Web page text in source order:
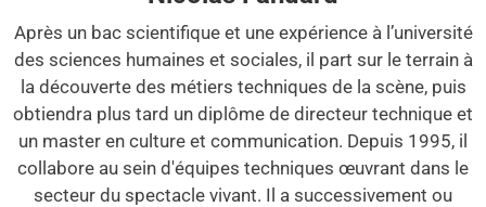
Après un bac scientifique et une expérience à l’université
des sciences humaines et sociales, il part sur le terrain à
la découverte des métiers techniques de la scène, puis
obtiendra plus tard un diplôme de directeur technique et
un master en culture et communication. Depuis 1995, il
collabore au sein d'équipes techniques œuvrant dans le
secteur du spectacle vivant. Il a successivement ou